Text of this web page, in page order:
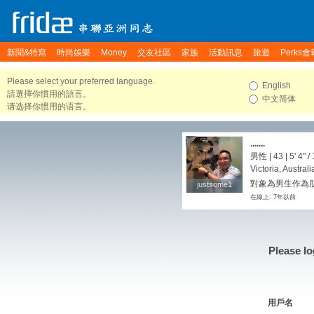
新聞&特寫 時尚娛樂 Money 交友社區 家族 活動訊息 旅遊 Perks會
Please select your preferred language.
請選擇你慣用的語言。
请选择你惯用的语言。
English
中文简体
justsome1
justsome1
.......
男性 | 43 | 5' 4" /
Victoria,
對象為男生作為
在線上: 7年以前
Please
用戶名